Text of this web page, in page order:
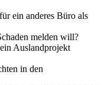
ein anderes Büro als
melden will?
Auslandprojekt
in den